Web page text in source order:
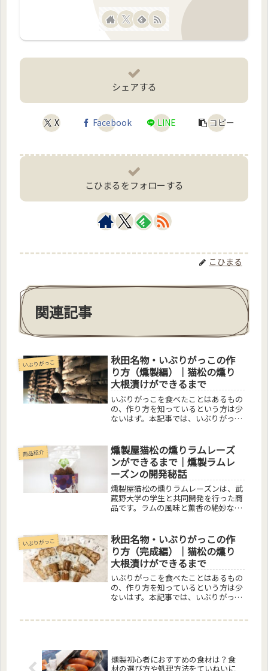
シェアする
X Facebook LINE コピー
こひまるをフォローする
こひまる
関連記事
いぶりがっこ
秋田名物・いぶりがっこの作
り方（燻製編）｜猫松の燻り
大根漬けができるまで
いぶりがっこを食べたことはあるもの
の、作り方を知っているという方は少
ないはず。本記事では、いぶりがっこ
商品紹介
燻製屋猫松の燻りラムレーズ
ンができるまで｜燻製ラムレ
ーズンの開発秘話
燻製屋猫松の燻りラムレーズンは、武
蔵野大学の学生と共同開発を行った商
品です。ラムの風味と薫香の絶妙なバ
隠さずご紹介いたします。
いぶりがっこ
秋田名物・いぶりがっこの作
り方（完成編）｜猫松の燻り
大根漬けができるまで
いぶりがっこを食べたことはあるもの
の、作り方を知っているという方は少
ないはず。本記事では、いぶりがっこ
燻製初心者におすすめの食材は？食
材の選び方や処理方法をていねいに